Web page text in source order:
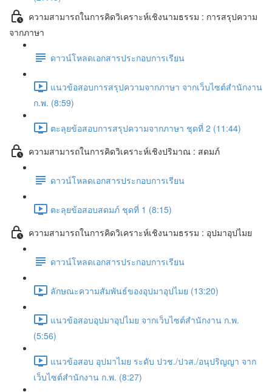
ความสามารถในการคิดวิเคราะห์เชิงนามธรรม : การสรุปความ
จากภาษา
ดาวน์โหลดเอกสารประกอบการเรียน
แนวข้อสอบการสรุปความจากภาษา จากเว็บไซต์สำนักงาน
ก.พ. (8:59)
ตะลุยข้อสอบการสรุปความจากภาษา ชุดที่ 2 (11:44)
ความสามารถในการคิดวิเคราะห์เชิงปริมาณ : สดมภ์
ดาวน์โหลดเอกสารประกอบการเรียน
ตะลุยข้อสอบสดมภ์ ชุดที่ 1 (8:15)
ความสามารถในการคิดวิเคราะห์เชิงนามธรรม : อุปมาอุปไมย
ดาวน์โหลดเอกสารประกอบการเรียน
ลักษณะความสัมพันธ์ของอุปมาอุปไมย (13:20)
แนวข้อสอบอุปมาอุปไมย จากเว็บไซต์สำนักงาน ก.พ.
(5:56)
แนวข้อสอบ อุปมาไมย ระดับ ปวช./ปวส./อนุปริญญา จาก
เว็บไซต์สำนักงาน ก.พ. (8:27)